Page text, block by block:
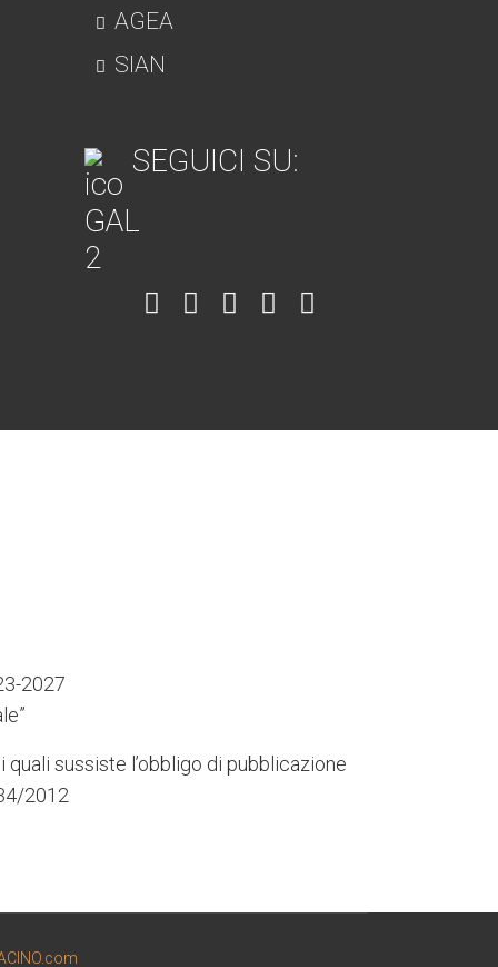
AGEA
SIAN
SEGUICI SU:
Item Item Item Item
2027
sussiste l’obbligo di pubblicazione
2012